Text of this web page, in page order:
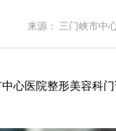
来源： 三门峡市中
心医院整形美容科